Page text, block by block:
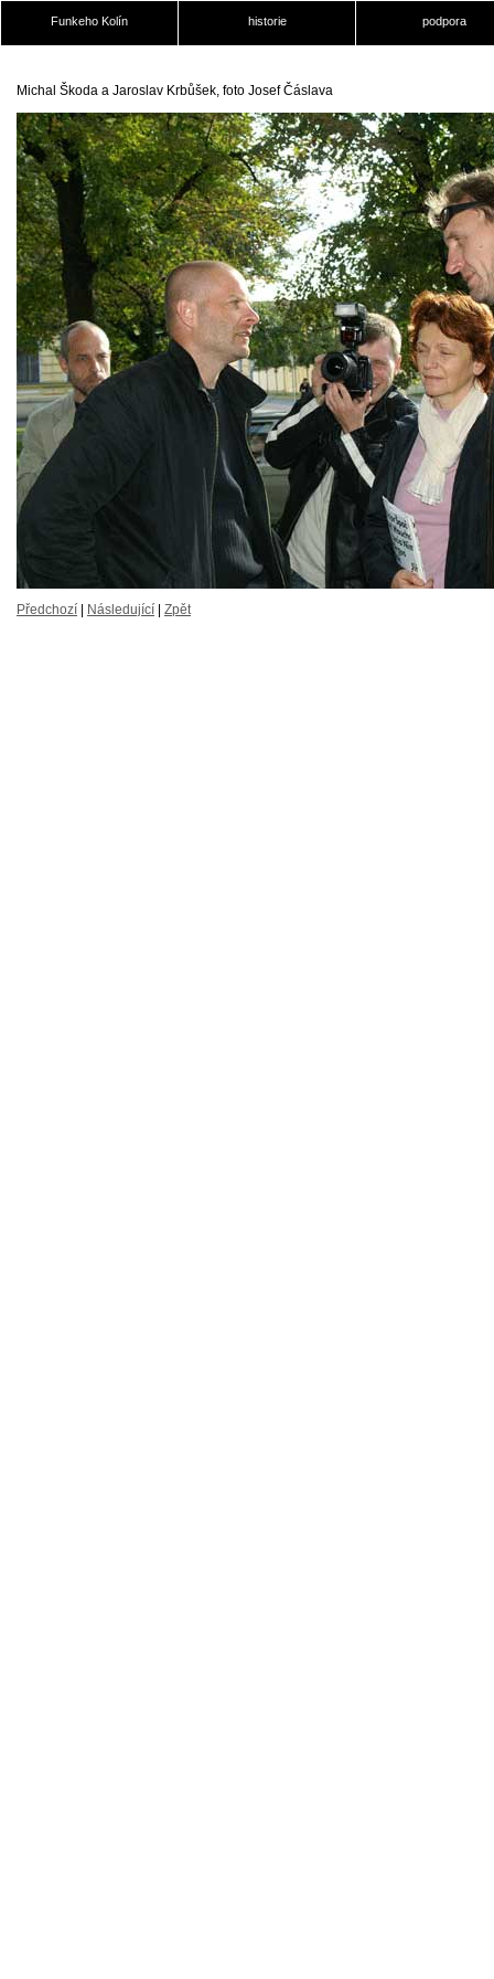
Funkeho Kolín historie podpora
Michal Škoda a Jaroslav Krbůšek, foto Josef Čáslava
Předchozí Následující Zpět